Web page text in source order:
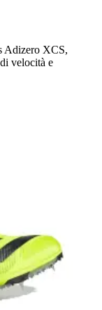
Adizero XCS,
velocità e